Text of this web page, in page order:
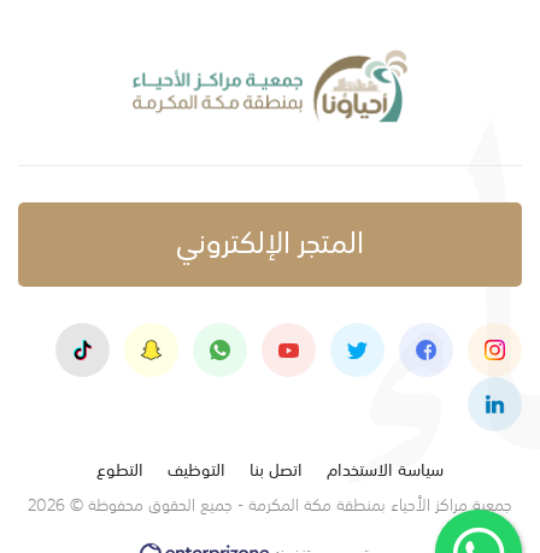
المتجر الإلكتروني
سياسة الاستخدام اتصل بنا التوظيف
التطوع
جمعية مراكز الأحياء بمنطقة مكة المكرمة - جميع الحقوق محفوظة © 2026